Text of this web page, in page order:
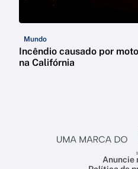
Mundo
Incêndio causado por
na Califórnia
Anuncie